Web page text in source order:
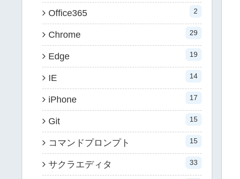
Office365 2
Chrome 29
Edge 19
IE 14
iPhone 17
Git 15
コマンドプロンプト 15
サクラエディタ 33